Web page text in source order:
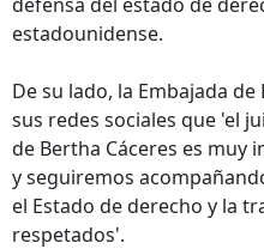
estadounidense.
De su lado, la Embajada
sus redes sociales que 'el
de Bertha Cáceres es muy
y seguiremos
el Estado de derecho y la
respetados'.